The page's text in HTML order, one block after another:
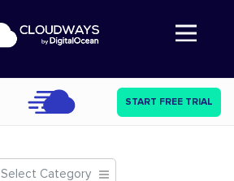
Abre a navegação
START FREE TRIAL
Select Category